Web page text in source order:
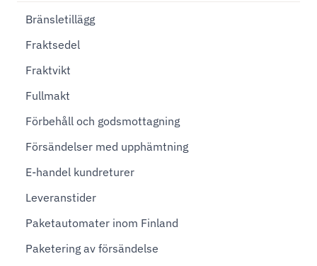
Bränsletillägg
Fraktsedel
Fraktvikt
Fullmakt
Förbehåll och godsmottagning
Försändelser med upphämtning
E-handel kundreturer
Leveranstider
Paketautomater inom Finland
Paketering av försändelse